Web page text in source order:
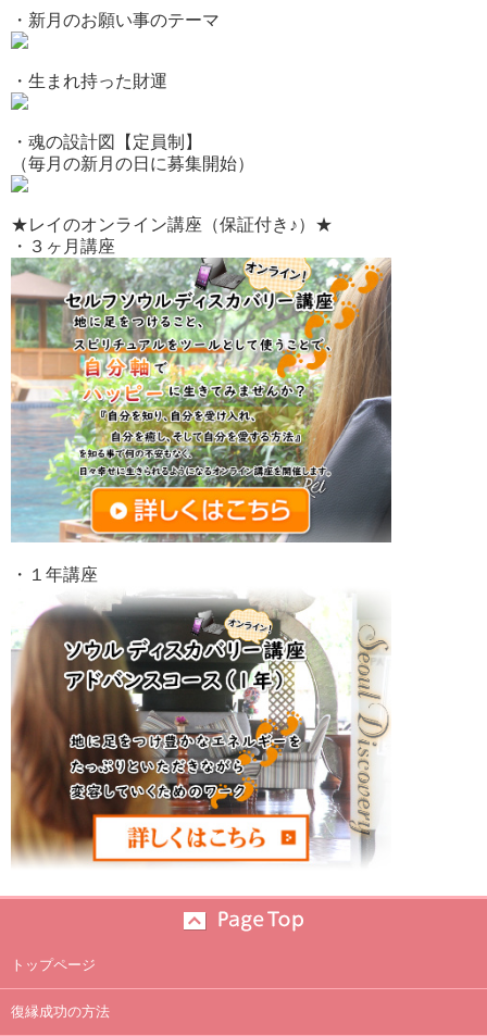
・新月のお願い事のテーマ
・生まれ持った財運
・魂の設計図【定員制】
（毎月の新月の日に募集開始）
★レイのオンライン講座（保証付き♪）★
・３ヶ月講座
・１年講座
トップページ
復縁成功の方法